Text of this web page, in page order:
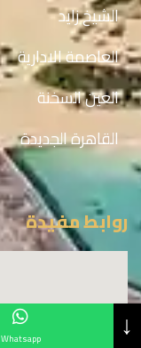
الشيخ زايد
العاصمة الادارية
العين السخنة
القاهرة الجديدة
روابط مفيدة
↓
Whatsapp